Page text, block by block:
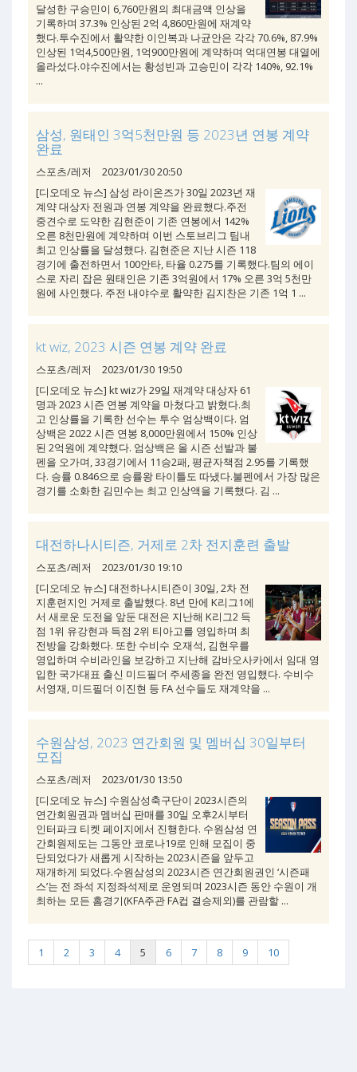
달성한 구승민이 6,760만원의 최대금액 인상을
기록하며 37.3% 인상된 2억 4,860만원에 재계약
했다.투수진에서 활약한 이인복과 나균안은 각각 70.6%, 87.9%
인상된 1억4,500만원, 1억900만원에 계약하며 억대연봉 대열에
올라섰다.야수진에서는 황성빈과 고승민이 각각 140%, 92.1%
...
삼성, 원태인 3억5천만원 등 2023년 연봉 계약
완료
스포츠/레저
2023/01/30 20:50
[디오데오 뉴스] 삼성 라이온즈가 30일 2023년 재
계약 대상자 전원과 연봉 계약을 완료했다.주전
중견수로 도약한 김현준이 기존 연봉에서 142%
오른 8천만원에 계약하며 이번 스토브리그 팀내
최고 인상률을 달성했다. 김현준은 지난 시즌 118
경기에 출전하면서 100안타, 타율 0.275를 기록했다.팀의 에이
스로 자리 잡은 원태인은 기존 3억원에서 17% 오른 3억 5천만
원에 사인했다. 주전 내야수로 활약한 김지찬은 기존 1억 1 ...
kt wiz, 2023 시즌 연봉 계약 완료
스포츠/레저
2023/01/30 19:50
[디오데오 뉴스] kt wiz가 29일 재계약 대상자 61
명과 2023 시즌 연봉 계약을 마쳤다고 밝혔다.최
고 인상률을 기록한 선수는 투수 엄상백이다. 엄
상백은 2022 시즌 연봉 8,000만원에서 150% 인상
된 2억원에 계약했다. 엄상백은 올 시즌 선발과 불
펜을 오가며, 33경기에서 11승2패, 평균자책점 2.95를 기록했
다. 승률 0.846으로 승률왕 타이틀도 따냈다.불펜에서 가장 많은
경기를 소화한 김민수는 최고 인상액을 기록했다. 김 ...
대전하나시티즌, 거제로 2차 전지훈련 출발
스포츠/레저
2023/01/30 19:10
[디오데오 뉴스] 대전하나시티즌이 30일, 2차 전
지훈련지인 거제로 출발했다. 8년 만에 K리그1에
서 새로운 도전을 앞둔 대전은 지난해 K리그2 득
점 1위 유강현과 득점 2위 티아고를 영입하며 최
전방을 강화했다. 또한 수비수 오재석, 김현우를
영입하며 수비라인을 보강하고 지난해 감바오사카에서 임대 영
입한 국가대표 출신 미드필더 주세종을 완전 영입했다. 수비수
서영재, 미드필더 이진현 등 FA 선수들도 재계약을 ...
수원삼성, 2023 연간회원 및 멤버십 30일부터
모집
스포츠/레저
2023/01/30 13:50
[디오데오 뉴스] 수원삼성축구단이 2023시즌의
연간회원권과 멤버십 판매를 30일 오후2시부터
인터파크 티켓 페이지에서 진행한다. 수원삼성 연
간회원제도는 그동안 코로나19로 인해 모집이 중
단되었다가 새롭게 시작하는 2023시즌을 앞두고
재개하게 되었다.수원삼성의 2023시즌 연간회원권인 ‘시즌패
스’는 전 좌석 지정좌석제로 운영되며 2023시즌 동안 수원이 개
최하는 모든 홈경기(KFA주관 FA컵 결승제외)를 관람할 ...
1 2 3 4 5 6 7 8 9 10